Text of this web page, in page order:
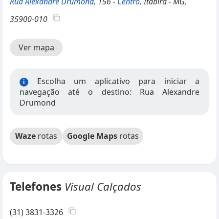
35900-010
Ver mapa
i
Escolha um aplicativo para iniciar a
navegação até o destino: Rua Alexandre
Drumond
Waze rotas Google Maps rotas
Telefones Visual Calçados
(31) 3831-3326